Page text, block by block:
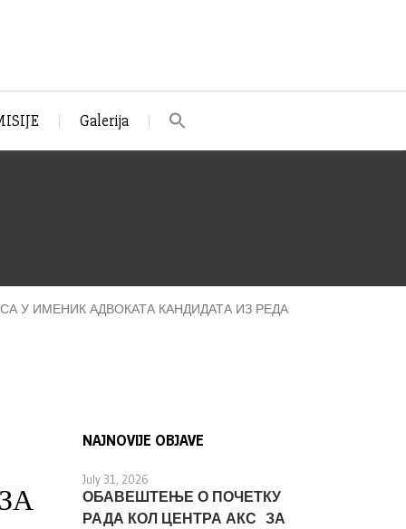
Galerija
ИМЕНИК АДВОКАТА КАНДИДАТА ИЗ РЕДА
NAJNOVIJE OBJAVE
July 31, 2026
ОБАВЕШТЕЊЕ О ПОЧЕТКУ
РАДА КОЛ ЦЕНТРА АКС ЗА